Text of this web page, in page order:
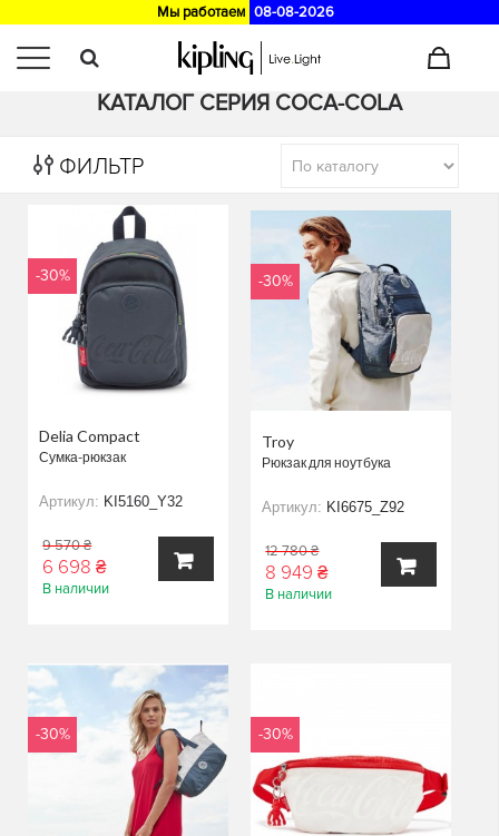
Мы работаем 08-08-2026
Главная >Каталог
КАТАЛОГ СЕРИЯ COCA-COLA
ФИЛЬТР
-30%
Delia Compact
Сумка-рюкзак
Артикул: KI5160_Y32
9 570 ₴
6 698 ₴
В наличии
-30%
Troy
Рюкзак для ноутбука
Артикул: KI6675_Z92
12 780 ₴
8 949 ₴
В наличии
-30% -30%